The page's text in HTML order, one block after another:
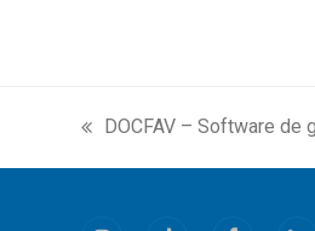
previous
post:
DOCFAV – Software